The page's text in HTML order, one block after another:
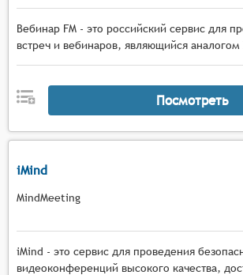
Вебинар FM - это российский сервис для
встреч и вебинаров, являющийся аналогом
Посмотреть
iMind
MindMeeting
iMind - это сервис для проведения
видеоконференций высокого качества,